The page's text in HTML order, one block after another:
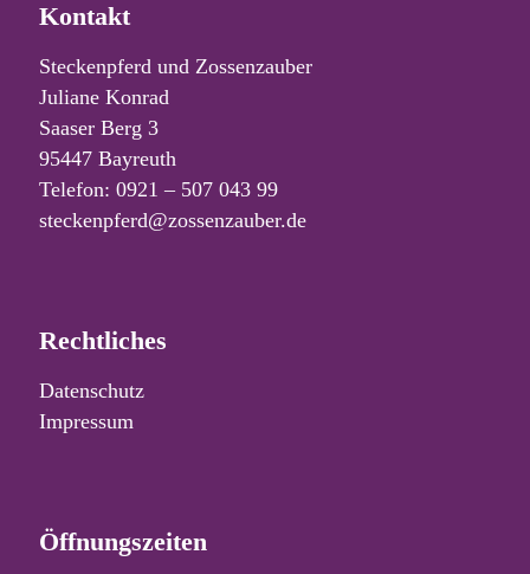
Kontakt
Steckenpferd und Zossenzauber
Juliane Konrad
Saaser Berg 3
95447 Bayreuth
Telefon: 0921 – 507 043 99
steckenpferd@zossenzauber.de
Rechtliches
Datenschutz
Impressum
Öffnungszeiten